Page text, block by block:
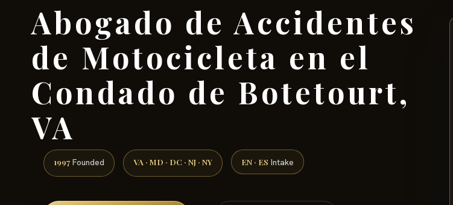
Abogado de Accidentes
de Motocicleta en el
Condado de Botetourt,
VA
1997 Founded VA · MD · DC · NJ · NY EN · ES Intake